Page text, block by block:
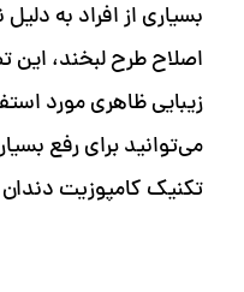
بسیاری از افراد به
اصلاح طرح لبخند، این
زیبایی ظاهری مورد
می‌توانید برای رفع
تکنیک کامپوزیت دندان